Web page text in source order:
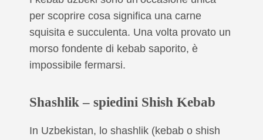
per scoprire cosa significa una carne
squisita e succulenta. Una volta provato un
morso fondente di kebab saporito, è
impossibile fermarsi.
Shashlik – spiedini Shish Kebab
In Uzbekistan, lo shashlik (kebab o shish